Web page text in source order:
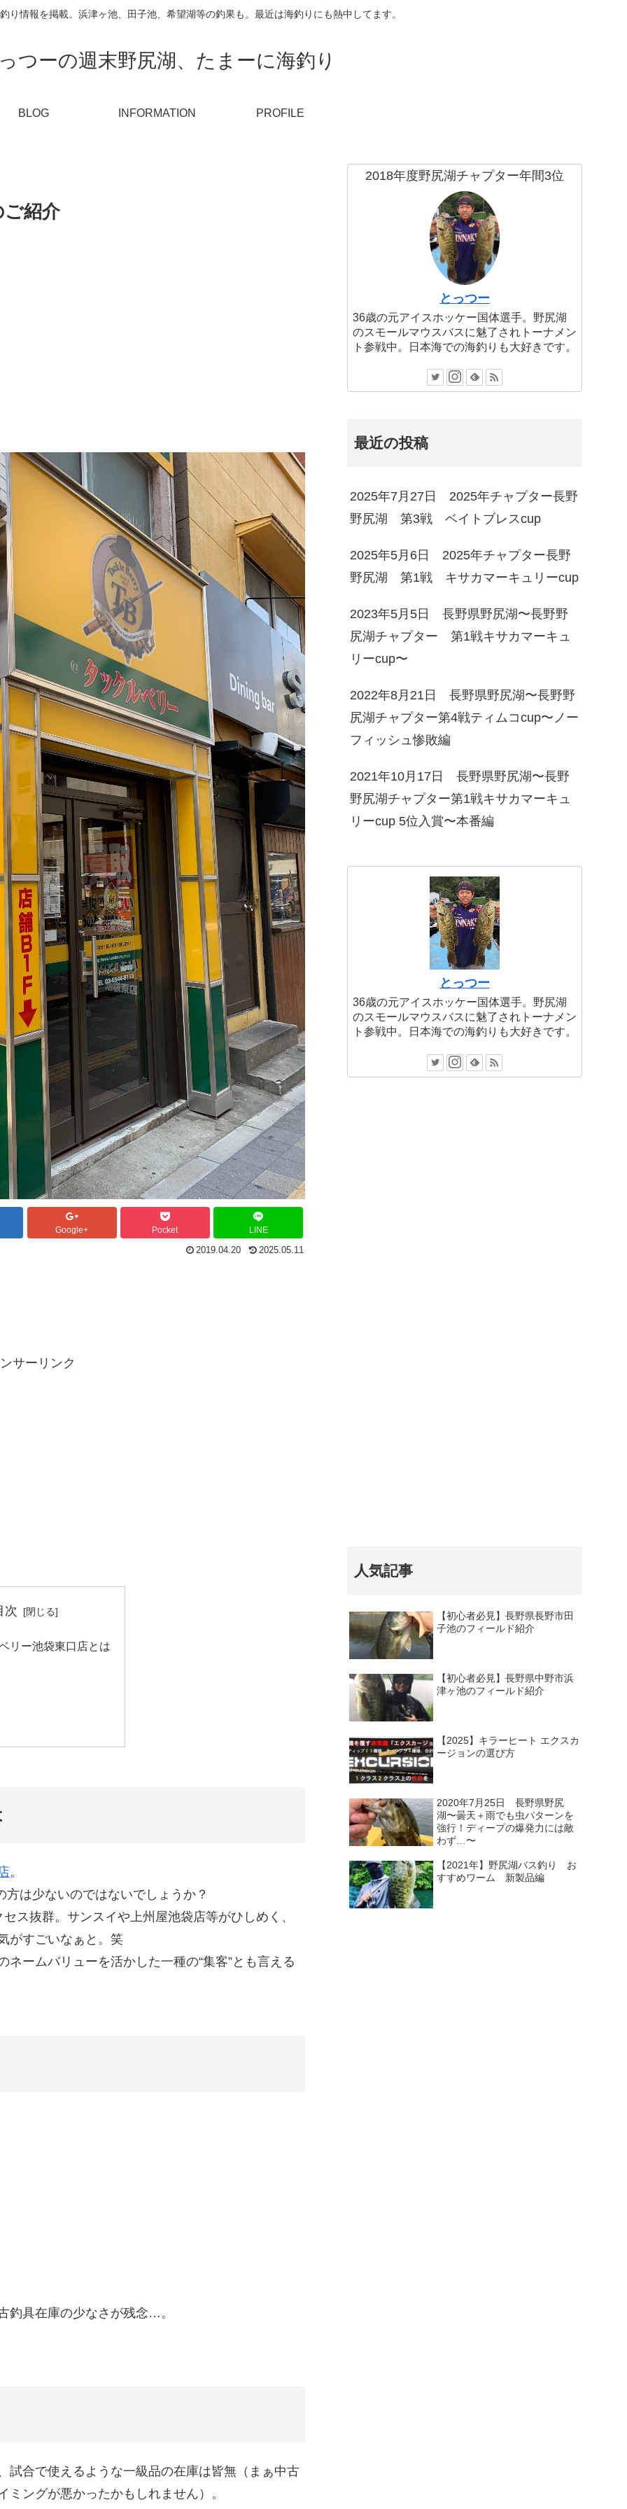
り情報を掲載。浜津ヶ池、田子池、希望湖等の釣果も。最近は海釣りにも熱中してます。
つーの週末野尻湖、たまーに海釣り
BLOG INFORMATION PROFILE
紹介
Google+ Pocket LINE
2019.04.20 2025.05.11
サーリンク
次
リー池袋東口店とは
。
は少ないのではないでしょうか？
ス抜群。サンスイや上州屋池袋店等がひしめく、
がすごいなぁと。笑
ームバリューを活かした一種の“集客”とも言える
釣具在庫の少なさが残念…。
試合で使えるような一級品の在庫は皆無（まぁ中古
ングが悪かったかもしれません）。
2018年度野尻湖チャプター年間3位
とっつー
36歳の元アイスホッケー国体選手。野尻湖
のスモールマウスバスに魅了されトーナメン
ト参戦中。日本海での海釣りも大好きです。
最近の投稿
2025年7月27日 2025年チャプター長野
野尻湖 第3戦 ベイトブレスcup
2025年5月6日 2025年チャプター長野
野尻湖 第1戦 キサカマーキュリーcup
2023年5月5日 長野県野尻湖〜長野野
尻湖チャプター 第1戦キサカマーキュ
リーcup〜
2022年8月21日 長野県野尻湖〜長野野
尻湖チャプター第4戦ティムコcup〜ノー
フィッシュ惨敗編
2021年10月17日 長野県野尻湖〜長野
野尻湖チャプター第1戦キサカマーキュ
リーcup 5位入賞〜本番編
とっつー
36歳の元アイスホッケー国体選手。野尻湖
のスモールマウスバスに魅了されトーナメン
ト参戦中。日本海での海釣りも大好きです。
人気記事
【初心者必見】長野県長野市田
子池のフィールド紹介
【初心者必見】長野県中野市浜
津ヶ池のフィールド紹介
【2025】キラーヒート エクスカ
ージョンの選び方
2020年7月25日 長野県野尻
湖〜曇天＋雨でも虫パターンを
強行！ディープの爆発力には敵
わず…〜
【2021年】野尻湖バス釣り お
すすめワーム 新製品編